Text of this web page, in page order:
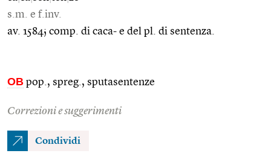
s.m. e f.inv.
av. 1584; comp. di caca- e del pl. di sentenza.
OB pop., spreg., sputasentenze
Correzioni e suggerimenti
Condividi